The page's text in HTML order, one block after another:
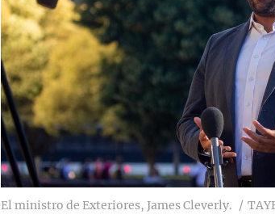
El ministro de Exteriores, James Cleverly.